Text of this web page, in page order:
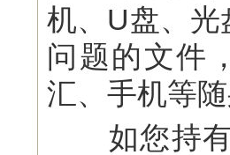
机、U盘、
问题的文件
汇、手机等
如您持有